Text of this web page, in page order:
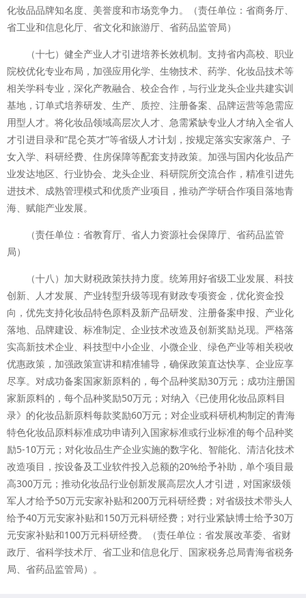
化妆品品牌知名度、美誉度和市场竞争力。（责任单位：省商务厅、
省工业和信息化厅、省文化和旅游厅、省药品监管局）
（十七）健全产业人才引进培养长效机制。支持省内高校、职业
院校优化专业布局，加强应用化学、生物技术、药学、化妆品技术等
相关学科专业，深化产教融合、校企合作，与行业龙头企业共建实训
基地，订单式培养研发、生产、质控、注册备案、品牌运营等急需应
用型人才。将化妆品领域高层次人才、急需紧缺专业人才纳入全省人
才引进目录和“昆仑英才”等省级人才计划，按规定落实安家落户、子
女入学、科研经费、住房保障等配套支持政策。加强与国内化妆品产
业发达地区、行业协会、龙头企业、科研院所交流合作，精准引进先
进技术、成熟管理模式和优质产业项目，推动产学研合作项目落地青
海、赋能产业发展。
（责任单位：省教育厅、省人力资源社会保障厅、省药品监管
局）
（十八）加大财税政策扶持力度。统筹用好省级工业发展、科技
创新、人才发展、产业转型升级等现有财政专项资金，优化资金投
向，优先支持化妆品特色原料及新产品研发、注册备案申报、产业化
落地、品牌建设、标准制定、企业技术改造及创新奖励兑现。严格落
实高新技术企业、科技型中小企业、小微企业、绿色产业等相关税收
优惠政策，加强政策宣讲和精准辅导，确保政策直达快享、企业应享
尽享。对成功备案国家新原料的，每个品种奖励30万元；成功注册国
家新原料的，每个品种奖励50万元；对纳入《已使用化妆品原料目
录》的化妆品新原料每款奖励60万元；对企业或科研机构制定的青海
特色化妆品原料标准成功申请列入国家标准或行业标准的每个品种奖
励5-10万元；对化妆品生产企业实施的数字化、智能化、清洁化技术
改造项目，按设备及工业软件投入总额的20%给予补助，单个项目最
高300万元；推动化妆品行业创新发展高层次人才引进，对国家级领
军人才给予50万元安家补贴和200万元科研经费；对省级技术带头人
给予40万元安家补贴和150万元科研经费；对行业紧缺博士给予30万
元安家补贴和100万元科研经费。（责任单位：省发展改革委、省财
政厅、省科学技术厅、省工业和信息化厅、国家税务总局青海省税务
局、省药品监管局）。